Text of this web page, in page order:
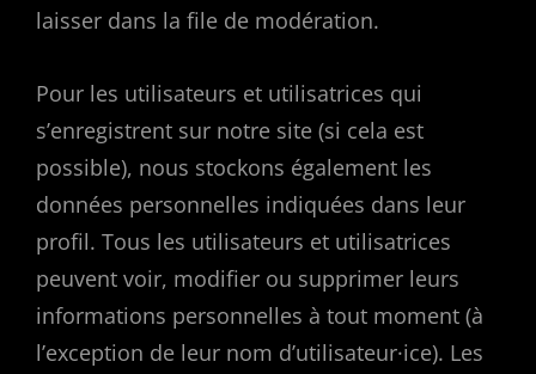
laisser dans la file de modération.
Pour les utilisateurs et utilisatrices qui
s’enregistrent sur notre site (si cela est
possible), nous stockons également les
données personnelles indiquées dans leur
profil. Tous les utilisateurs et utilisatrices
peuvent voir, modifier ou supprimer leurs
informations personnelles à tout moment (à
l’exception de leur nom d’utilisateur·ice). Les